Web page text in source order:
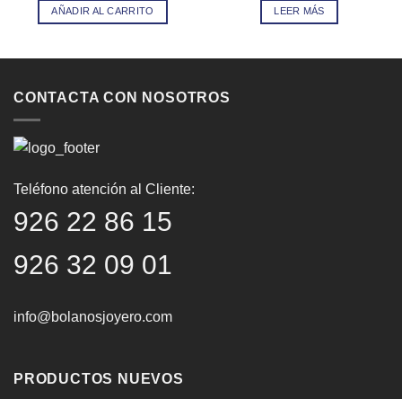
AÑADIR AL CARRITO LEER MÁS
CONTACTA CON NOSOTROS
Teléfono atención al Cliente:
926 22 86 15
926 32 09 01
info@bolanosjoyero.com
PRODUCTOS NUEVOS